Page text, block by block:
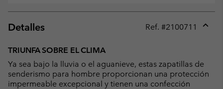
Detalles Ref. #2100711
TRIUNFA SOBRE EL CLIMA
Ya sea bajo la lluvia o el aguanieve, estas zapatillas de
senderismo para hombre proporcionan una protección
impermeable excepcional y tienen una confección